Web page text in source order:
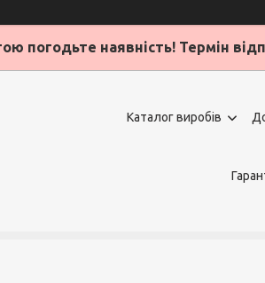
погодьте наявність! Термін
Каталог виробів